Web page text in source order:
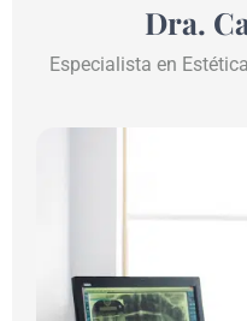
Dra.
Especialista en